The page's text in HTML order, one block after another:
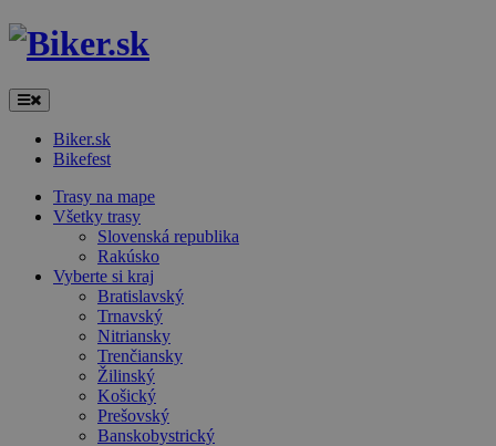
Biker.sk
Bikefest
Trasy na mape
Všetky trasy
Slovenská republika
Rakúsko
Vyberte si kraj
Bratislavský
Trnavský
Nitriansky
Trenčiansky
Žilinský
Košický
Prešovský
Banskobystrický